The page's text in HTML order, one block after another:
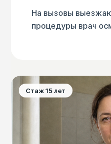
На вызовы
процедуры врач
Стаж 15 лет